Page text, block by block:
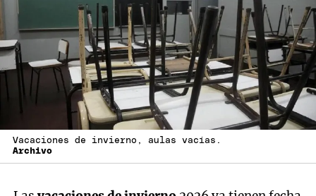
Vacaciones de invierno, aulas vacías.
Archivo